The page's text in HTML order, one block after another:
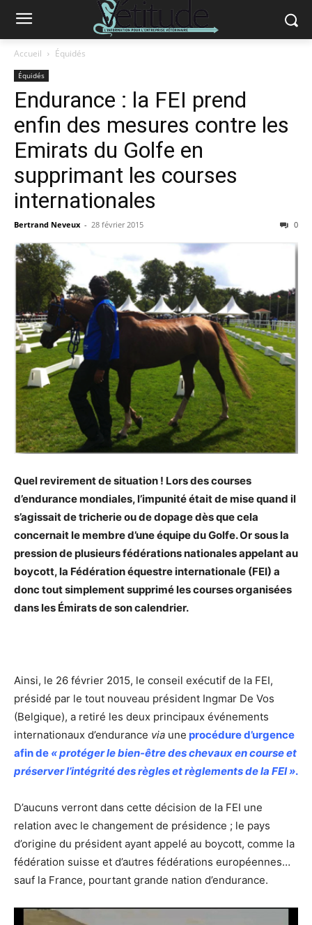
Accueil Équidés
Équidés
Endurance : la FEI prend
enfin des mesures contre les
Emirats du Golfe en
supprimant les courses
internationales
Bertrand Neveux - 28 février 2015 0
Quel revirement de situation ! Lors des courses
d’endurance mondiales, l’impunité était de mise quand il
s’agissait de tricherie ou de dopage dès que cela
concernait le membre d’une équipe du Golfe. Or sous la
pression de plusieurs fédérations nationales appelant au
boycott, la Fédération équestre internationale (FEI) a
donc tout simplement supprimé les courses organisées
dans les Émirats de son calendrier.
Ainsi, le 26 février 2015, le conseil exécutif de la FEI,
présidé par le tout nouveau président Ingmar De Vos
(Belgique), a retiré les deux principaux événements
internationaux d’endurance via une procédure d’urgence
afin de « protéger le bien-être des chevaux en course et
préserver l’intégrité des règles et règlements de la FEI ».
D’aucuns verront dans cette décision de la FEI une
relation avec le changement de présidence ; le pays
d’origine du président ayant appelé au boycott, comme la
fédération suisse et d’autres fédérations européennes…
sauf la France, pourtant grande nation d’endurance.